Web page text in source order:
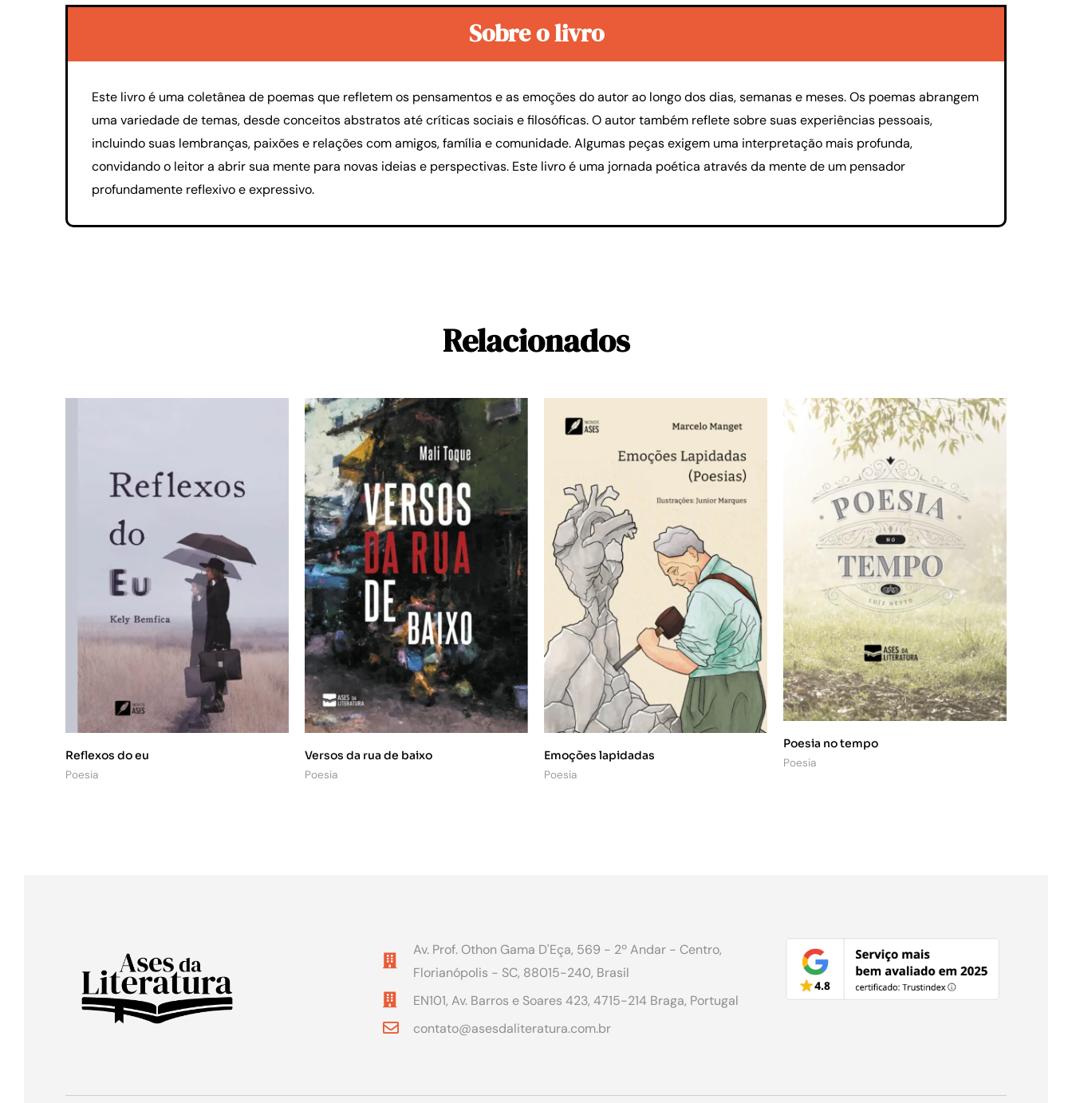
Sobre o livro
Este livro é uma coletânea de poemas que refletem os pensamentos e as emoções do autor ao longo dos dias, semanas e meses. Os poemas abrangem
uma variedade de temas, desde conceitos abstratos até críticas sociais e filosóficas. O autor também reflete sobre suas experiências pessoais,
incluindo suas lembranças, paixões e relações com amigos, família e comunidade. Algumas peças exigem uma interpretação mais profunda,
convidando o leitor a abrir sua mente para novas ideias e perspectivas. Este livro é uma jornada poética através da mente de um pensador
profundamente reflexivo e expressivo.
Relacionados
Reflexos do eu
Poesia
Versos da rua de baixo
Poesia
Emoções lapidadas
Poesia
Poesia no tempo
Poesia
Av. Prof. Othon Gama D'Eça, 569 - 2º Andar - Centro,
Florianópolis - SC, 88015-240, Brasil
EN101, Av. Barros e Soares 423, 4715-214 Braga, Portugal
contato@asesdaliteratura.com.br